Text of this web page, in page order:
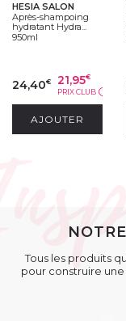
HESIA SALON
Après-shampoing
hydratant Hydra...
950ml
24,40€ 21,95€
PRIX CLUB ?
AJOUTER
Tous les produits
pour construire